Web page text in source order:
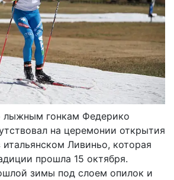
лыжным гонкам Федерико
на церемонии открытия
Ливиньо, которая
прошла 15 октября.
зимы под слоем опилок и